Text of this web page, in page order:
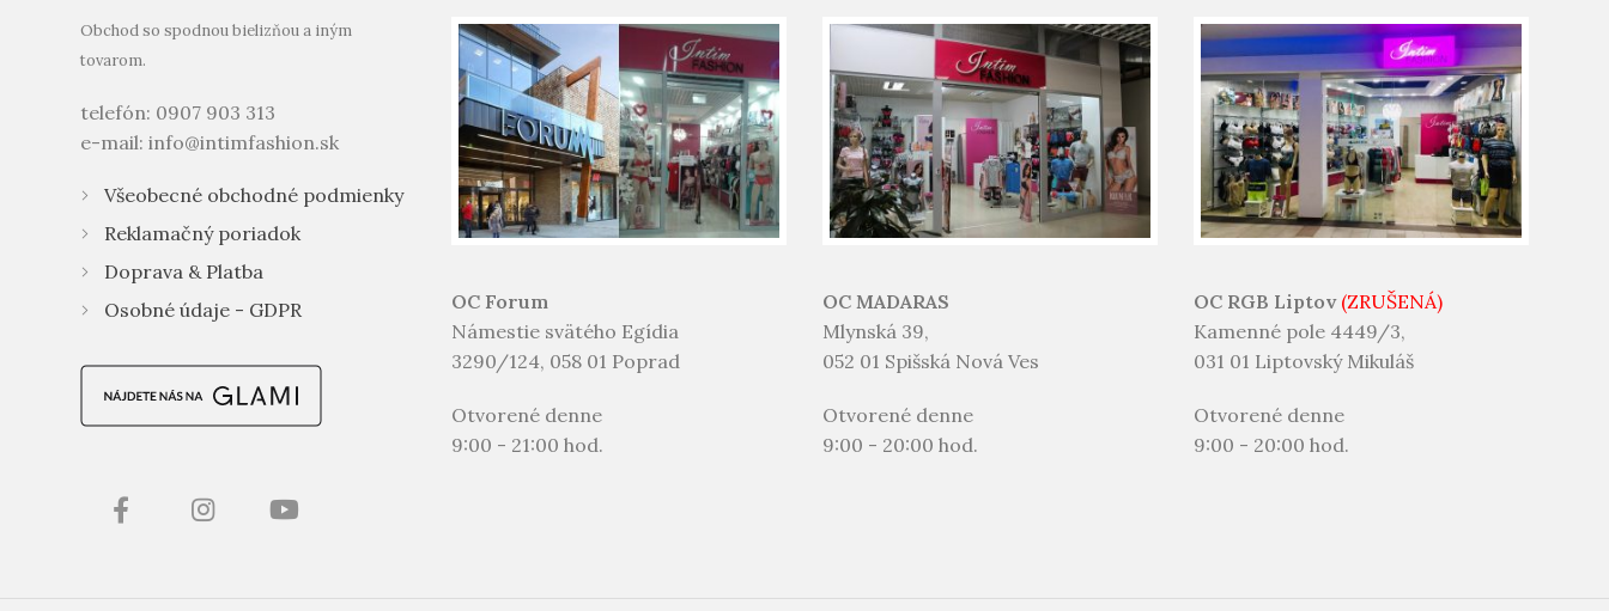
Obchod so spodnou bielizňou a iným
tovarom.
telefón: 0907 903 313
e-mail: info@intimfashion.sk
Všeobecné obchodné podmienky
Reklamačný poriadok
Doprava & Platba
Osobné údaje - GDPR
OC Forum
Námestie svätého Egídia
3290/124, 058 01 Poprad
Otvorené denne
9:00 - 21:00 hod.
OC MADARAS
Mlynská 39,
052 01 Spišská Nová Ves
Otvorené denne
9:00 - 20:00 hod.
OC RGB Liptov (ZRUŠENÁ)
Kamenné pole 4449/3,
031 01 Liptovský Mikuláš
Otvorené denne
9:00 - 20:00 hod.